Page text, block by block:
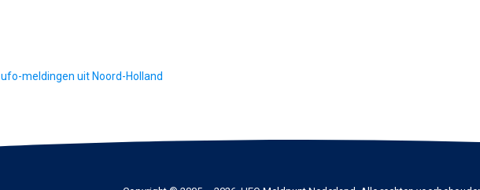
ufo-meldingen uit Noord-Holland